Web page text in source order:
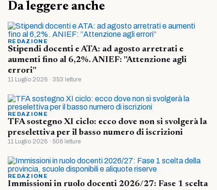
Da leggere anche
REDAZIONE
Stipendi docenti e ATA: ad agosto arretrati e
aumenti fino al 6,2%. ANIEF: ”Attenzione agli
errori”
11 Luglio 2026 · 353 letture
REDAZIONE
TFA sostegno XI ciclo: ecco dove non si svolgerà la
preselettiva per il basso numero di iscrizioni
11 Luglio 2026 · 506 letture
REDAZIONE
Immissioni in ruolo docenti 2026/27: Fase 1 scelta